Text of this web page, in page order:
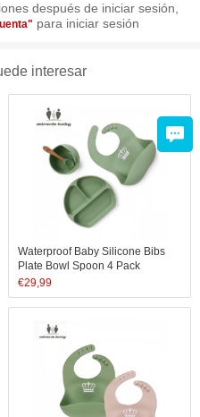
después de iniciar sesión,
para iniciar sesión
interesar
Waterproof Baby Silicone Bibs
Plate Bowl Spoon 4 Pack
Comfortable Adjustable
Washable Soft Baby Bibs
€29,99